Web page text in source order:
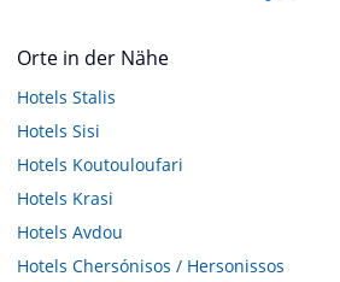
Orte in der Nähe
Hotels Stalis
Hotels Sisi
Hotels Koutouloufari
Hotels Krasi
Hotels Avdou
Hotels Chersónisos / Hersonissos